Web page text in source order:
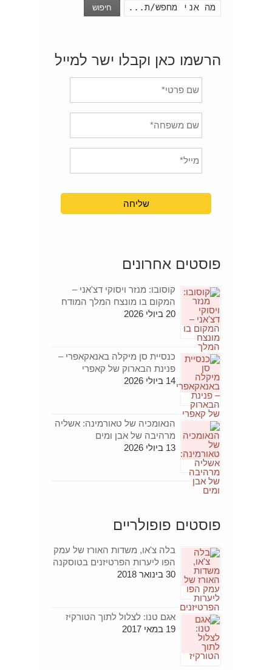
חיפוש
הרשמו כאן וקבלו ישר למייל
פוסטים אחרונים
קוסובו: מנזר ויסוקי דצ'אני –
המקום בו מונצח המלך המודח
20 ביולי 2026
כנסיית סן מיקלה באנאקאפרי –
פנינת הבארוק של קאפרי
14 ביולי 2026
הנאומכיה של טאורמינה: אשליה
מרהיבה של אבן ומים
13 ביולי 2026
פוסטים פופולריים
בלה צ'או, משדות האורז של עמק
הפו ליערות הפרטיזנים בטוסקנה
30 בינואר 2018
אגם טנו: לצלול לתוך הטורקיז
19 במאי 2017